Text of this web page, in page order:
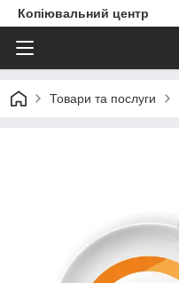
Копіювальний центр
Товари та послуги